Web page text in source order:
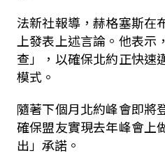
法新社報導，赫格塞斯在
上發表上述言論。他表
查」，以確保北約正快速
模式。
隨著下個月北約峰會即將
確保盟友實現去年峰會上
出」承諾。